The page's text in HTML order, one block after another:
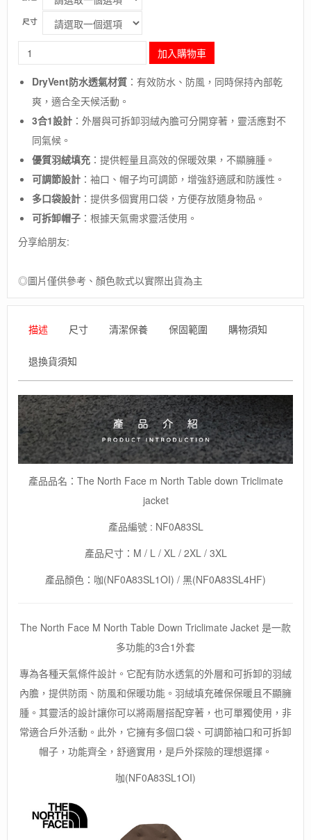
尺寸
毛
國
North
Face]M
NORTH
TABLE
DOWN
T
男
防
水
式-2
色
數
量
加入購物車
DryVent防水透氣材質 ：有效防水、防風，同時保持內部乾
爽，適合全天候活動。
3合1設計 ：外層與可拆卸羽絨內膽可分開穿著，靈活應對不
同氣候。
優質羽絨填充 ：提供輕量且高效的保暖效果，不顯臃腫。
可調節設計 ：袖口、帽子均可調節，增強舒適感和防護性。
多口袋設計 ：提供多個實用口袋，方便存放隨身物品。
可拆卸帽子 ：根據天氣需求靈活使用。
分享給朋友:
◎圖片僅供參考、顏色款式以實際出貨為主
描述 尺寸 清潔保養 保固範圍 購物須知
退換貨須知
產品品名：The North Face m North Table down Triclimate
jacket
產品編號 : NF0A83SL
產品尺寸：M / L / XL / 2XL / 3XL
產品顏色：咖(NF0A83SL1OI) / 黑(NF0A83SL4HF)
The North Face M North Table Down Triclimate Jacket 是一款
多功能的3合1外套
專為各種天氣條件設計。它配有防水透氣的外層和可拆卸的羽絨
內膽，提供防雨、防風和保暖功能。羽絨填充確保保暖且不顯臃
腫。其靈活的設計讓你可以將兩層搭配穿著，也可單獨使用，非
常適合戶外活動。此外，它擁有多個口袋、可調節袖口和可拆卸
帽子，功能齊全，舒適實用，是戶外探險的理想選擇。
咖(NF0A83SL1OI)